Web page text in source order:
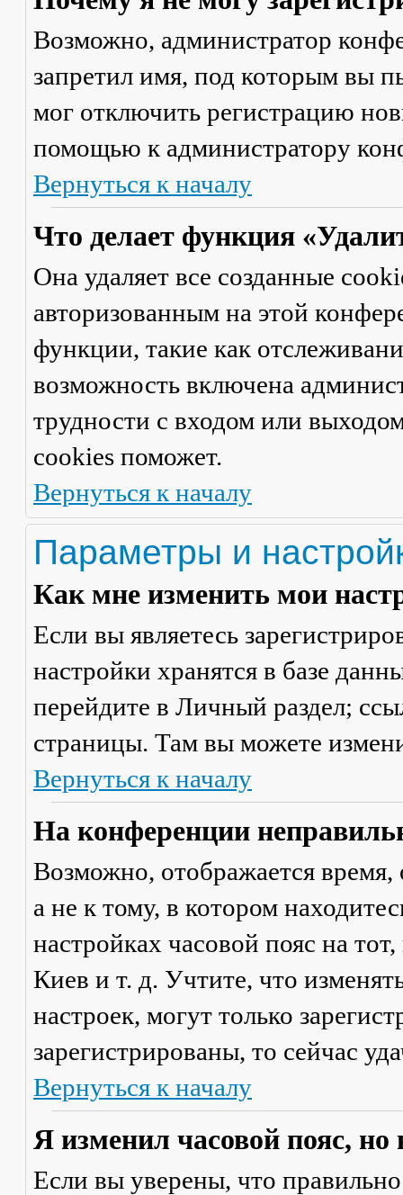
Возможно, администратор
запретил имя, под которым вы
мог отключить регистрацию
помощью к администратору
Вернуться к началу
Что делает функция
Она удаляет все созданные
авторизованным на этой
функции, такие как
возможность включена
трудности с входом или
cookies поможет.
Вернуться к началу
Параметры и
Как мне изменить мои
Если вы являетесь
настройки хранятся в базе
перейдите в Личный раздел;
страницы. Там вы можете
Вернуться к началу
На конференции
Возможно, отображается время,
а не к тому, в котором
настройках часовой пояс на
Киев и т. д. Учтите, что
настроек, могут только
зарегистрированы, то сейчас
Вернуться к началу
Я изменил часовой пояс,
Если вы уверены, что